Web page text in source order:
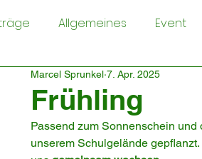
Allgemeines Event
Frühling
Marcel Sprunkel 7. Apr. 2025
Passend zum Sonnenschein
unserem Schulgelände